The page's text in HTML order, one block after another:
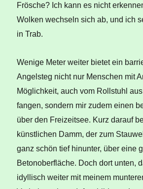
Frösche? Ich kann es nicht
Wolken wechseln sich ab, und ich
in Trab.
Wenige Meter weiter bietet ein
Angelsteg nicht nur Menschen mit
Möglichkeit, auch vom Rollstuhl
fangen, sondern mir zudem einen
über den Freizeitsee. Kurz darauf
künstlichen Damm, der zum
ganz schön tief hinunter, über eine
Betonoberfläche. Doch dort unten,
idyllisch weiter mit meinem